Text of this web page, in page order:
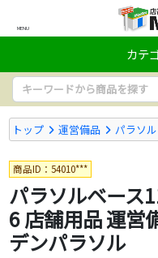
MENU
カテ
トップ 運営備品 パラソル
商品ID：54010***
パラソルベース
6 店舗用品 運営
デンパラソル